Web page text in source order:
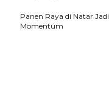
Panen Raya di Natar Jadi
Momentum